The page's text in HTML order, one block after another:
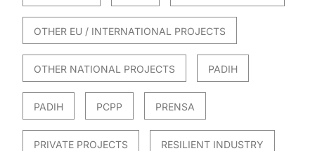
OTHER EU / INTERNATIONAL PROJECTS
OTHER NATIONAL PROJECTS PADIH
PADIH PCPP PRENSA
PRIVATE PROJECTS RESILIENT INDUSTRY